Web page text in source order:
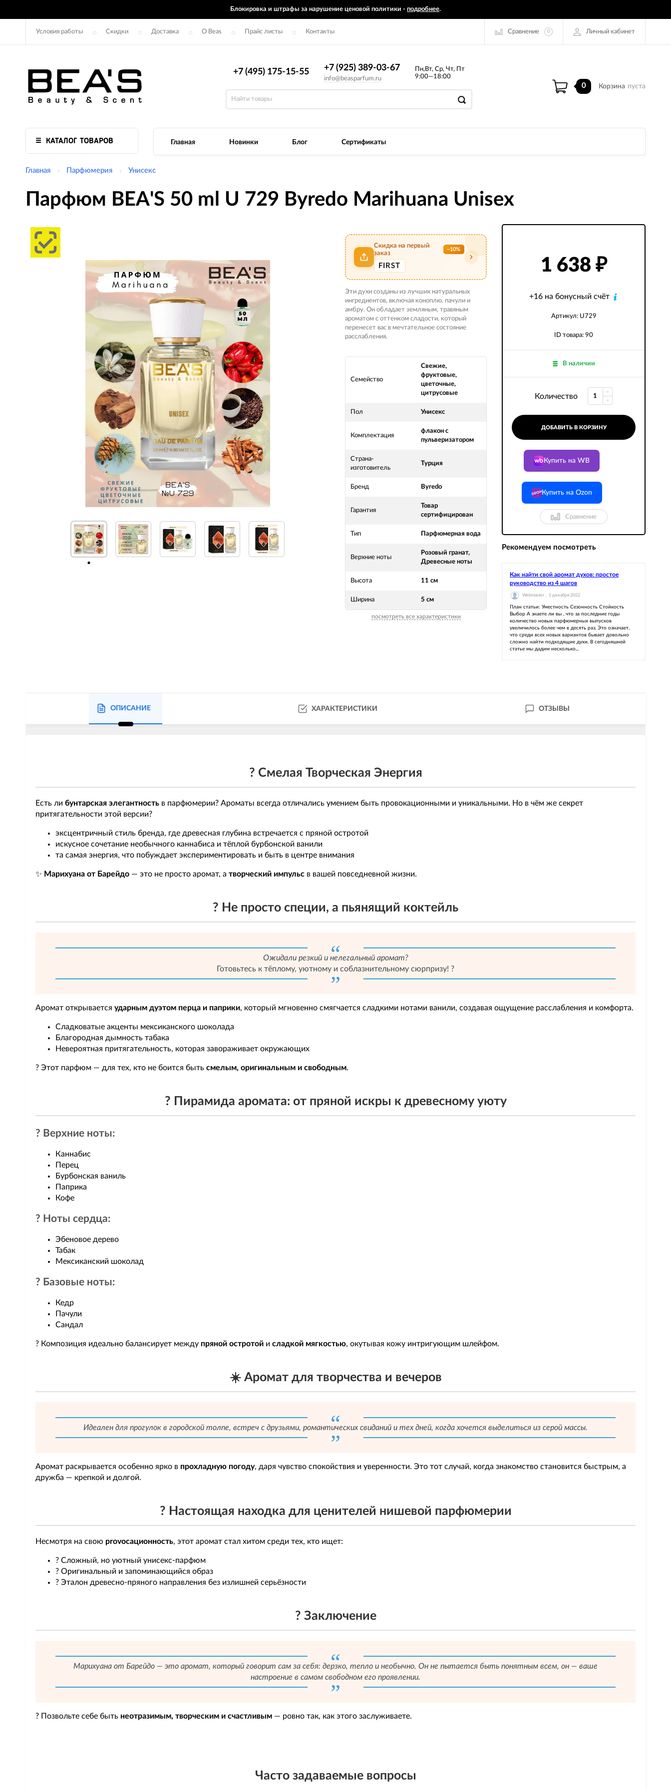
Блокировка и штрафы за нарушение ценовой политики - подробнее.
Условия работы Скидки Доставка О Beas Прайс листы Контакты Сравнение 0 Личный кабинет
+7 (495) 175-15-55 +7 (925) 389-03-67
info@beasparfum.ru
Пн,Вт, Ср, Чт, Пт
9:00—18:00
0 Корзина пуста
КАТАЛОГ ТОВАРОВ Главная Новинки Блог Сертификаты
Главная Парфюмерия Унисекс
Парфюм BEA'S 50 ml U 729 Byredo Marihuana Unisex
Изображения
товаров
Скидка на первый
заказ
−10%
FIRST
Эти духи созданы из лучших натуральных
ингредиентов, включая коноплю, пачули и
амбру. Он обладает земляным, травяным
ароматом с оттенком сладости, который
перенесет вас в мечтательное состояние
расслабления.
Семейство
Свежие,
фруктовые,
цветочные,
цитрусовые
Пол Унисекс
Комплектация
флакон с
пульверизатором
Страна-
изготовитель
Турция
Бренд Byredo
Гарантия
Товар
сертифицирован
Тип Парфюмерная вода
Верхние ноты
Розовый гранат,
Древесные ноты
Высота 11 см
Ширина 5 см
посмотреть все характеристики
1 638 ₽
+16 на бонусный счёт
Артикул: U729
ID товара: 90
В наличии
Количество
ДОБАВИТЬ В КОРЗИНУ
Купить на WB
Купить на Ozon
Сравнение
Рекомендуем посмотреть
Как найти свой аромат духов: простое
руководство из 4 шагов
Webmaster . 1 декабря 2022
План статьи: Уместность Сезонность Стойкость
Выбор А знаете ли вы , что за последние годы
количество новых парфюмерных выпусков
увеличилось более чем в десять раз. Это означает,
что среди всех новых вариантов бывает довольно
сложно найти подходящие духи. В сегодняшней
статье мы дадим несколько...
ОПИСАНИЕ ХАРАКТЕРИСТИКИ ОТЗЫВЫ
? Смелая Творческая Энергия
Есть ли бунтарская элегантность в парфюмерии? Ароматы всегда отличались умением быть провокационными и уникальными. Но в чём же секрет
притягательности этой версии?
эксцентричный стиль бренда, где древесная глубина встречается с пряной остротой
искусное сочетание необычного каннабиса и тёплой бурбонской ванили
та самая энергия, что побуждает экспериментировать и быть в центре внимания
✨ Марихуана от Барейдо — это не просто аромат, а творческий импульс в вашей повседневной жизни.
? Не просто специи, а пьянящий коктейль
Ожидали резкий и нелегальный аромат?
Готовьтесь к тёплому, уютному и соблазнительному сюрпризу! ?
Аромат открывается ударным дуэтом перца и паприки, который мгновенно смягчается сладкими нотами ванили, создавая ощущение расслабления и комфорта.
Сладковатые акценты мексиканского шоколада
Благородная дымность табака
Невероятная притягательность, которая завораживает окружающих
? Этот парфюм — для тех, кто не боится быть смелым, оригинальным и свободным.
? Пирамида аромата: от пряной искры к древесному уюту
? Верхние ноты:
Каннабис
Перец
Бурбонская ваниль
Паприка
Кофе
? Ноты сердца:
Эбеновое дерево
Табак
Мексиканский шоколад
? Базовые ноты:
Кедр
Пачули
Сандал
? Композиция идеально балансирует между пряной остротой и сладкой мягкостью, окутывая кожу интригующим шлейфом.
☀️ Аромат для творчества и вечеров
Идеален для прогулок в городской толпе, встреч с друзьями, романтических свиданий и тех дней, когда хочется выделиться из серой массы.
Аромат раскрывается особенно ярко в прохладную погоду, даря чувство спокойствия и уверенности. Это тот случай, когда знакомство становится быстрым, а
дружба — крепкой и долгой.
? Настоящая находка для ценителей нишевой парфюмерии
Несмотря на свою provocационность, этот аромат стал хитом среди тех, кто ищет:
? Сложный, но уютный унисекс-парфюм
? Оригинальный и запоминающийся образ
? Эталон древесно-пряного направления без излишней серьёзности
? Заключение
Марихуана от Барейдо — это аромат, который говорит сам за себя: дерзко, тепло и необычно. Он не пытается быть понятным всем, он — ваше
настроение в самом свободном его проявлении.
? Позвольте себе быть неотразимым, творческим и счастливым — ровно так, как этого заслуживаете.
Часто задаваемые вопросы